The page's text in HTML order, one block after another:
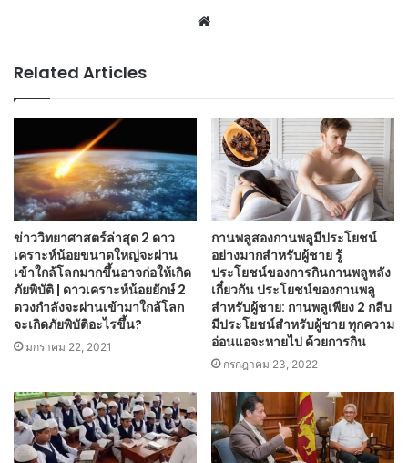
Website
Related Articles
ข่าววิทยาศาสตร์ล่าสุด 2 ดาว
เคราะห์น้อยขนาดใหญ่จะผ่าน
เข้าใกล้โลกมากขึ้นอาจก่อให้เกิด
ภัยพิบัติ | ดาวเคราะห์น้อยยักษ์ 2
ดวงกำลังจะผ่านเข้ามาใกล้โลก
จะเกิดภัยพิบัติอะไรขึ้น?
มกราคม 22, 2021
กานพลูสองกานพลูมีประโยชน์
อย่างมากสำหรับผู้ชาย รู้
ประโยชน์ของการกินกานพลูหลัง
เกี๋ยวกัน ประโยชน์ของกานพลู
สำหรับผู้ชาย: กานพลูเพียง 2 กลีบ
มีประโยชน์สำหรับผู้ชาย ทุกความ
อ่อนแอจะหายไป ด้วยการกิน
กรกฎาคม 23, 2022